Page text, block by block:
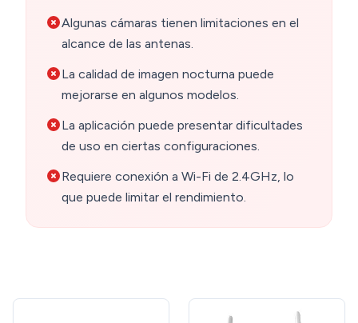
Algunas cámaras tienen limitaciones en el
alcance de las antenas.
La calidad de imagen nocturna puede
mejorarse en algunos modelos.
La aplicación puede presentar dificultades
de uso en ciertas configuraciones.
Requiere conexión a Wi-Fi de 2.4GHz, lo
que puede limitar el rendimiento.